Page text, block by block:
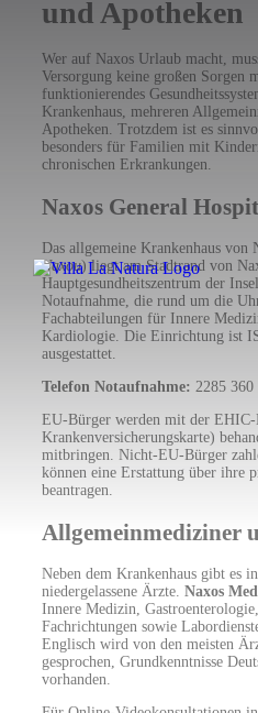
und Apotheken
Wer auf Naxos Urlaub macht,
Versorgung keine großen Sorgen
funktionierendes
Krankenhaus, mehreren
Apotheken. Trotzdem ist es
besonders für Familien mit
chronischen Erkrankungen.
Naxos General
Das allgemeine Krankenhaus von
Naxou) liegt am Stadtrand von
Hauptgesundheitszentrum der
Notaufnahme, die rund um die
Fachabteilungen für Innere
Kardiologie. Die Einrichtung ist
ausgestattet.
Telefon Notaufnahme: 2285 360
EU-Bürger werden mit der EHIC-
Krankenversicherungskarte)
mitbringen. Nicht-EU-Bürger
können eine Erstattung über ihre
beantragen.
Allgemeinmediziner
Neben dem Krankenhaus gibt es
niedergelassene Ärzte. Naxos
Innere Medizin,
Fachrichtungen sowie
Englisch wird von den meisten
gesprochen, Grundkenntnisse
vorhanden.